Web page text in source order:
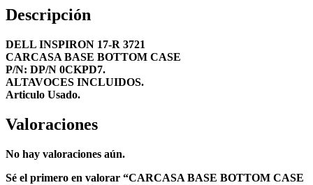
Descripción
DELL INSPIRON 17-R 3721
CARCASA BASE BOTTOM CASE
P/N: DP/N 0CKPD7.
ALTAVOCES INCLUIDOS.
Articulo Usado.
Valoraciones
No hay valoraciones aún.
Sé el primero en valorar “CARCASA BASE BOTTOM CASE